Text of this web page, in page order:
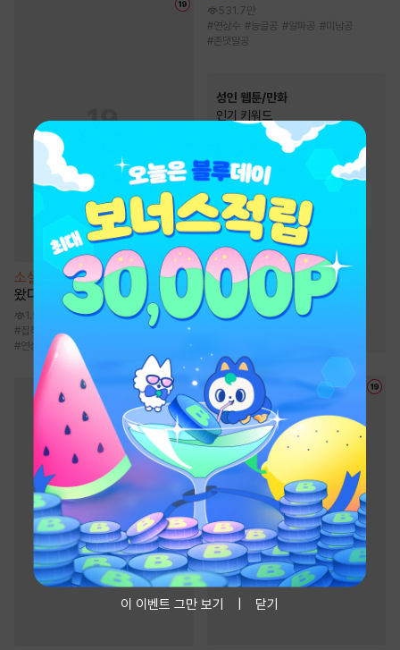
소설
[BL] 죽은 첫사랑이 돌아
왔다 [단행본]
1.9만
#집착공 #재벌공
첫사랑
#연상수
531.7만
#연상수 #능글공 #알파공 #미남공
#존댓말공
성인 웹툰/만화
인기 키워드
#다정남
#후방주의
#고수위
#여성인기 #능욕
능글남 #스테디셀러
#
모럴리스 #동거
연애/결혼 #
계약관계 # 삼각관계
이 이벤트 그만 보기 닫기